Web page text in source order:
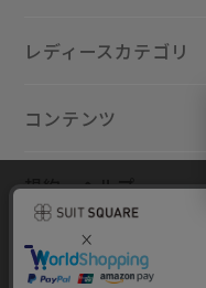
レディースカテゴリ
コンテンツ
規約・ヘルプ
当サイトでは利用体験の向
ックの分析を目的として
された場合、Cookieの利用